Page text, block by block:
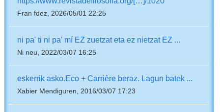
Fran fdez, 2026/05/01 22:25
ni pa' ti ni pa' mí EZ zuetzat eta ez nietzat EZ ...
Ni neu, 2022/03/07 16:25
eskerrik asko.Eco + Carrière beraz. Lagun batek ...
Xabier Mendiguren, 2016/03/07 17:23